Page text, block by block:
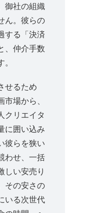
御社の組織
ん。彼らの
する「決済
、仲介手数
せるため
場から、
クリエイタ
に囲い込み
彼らを狭い
わせ、一括
しい安売り
その安さの
いる次世代